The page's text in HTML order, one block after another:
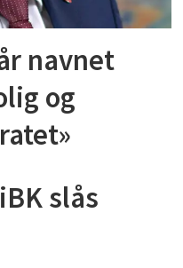
navnet
og
slås